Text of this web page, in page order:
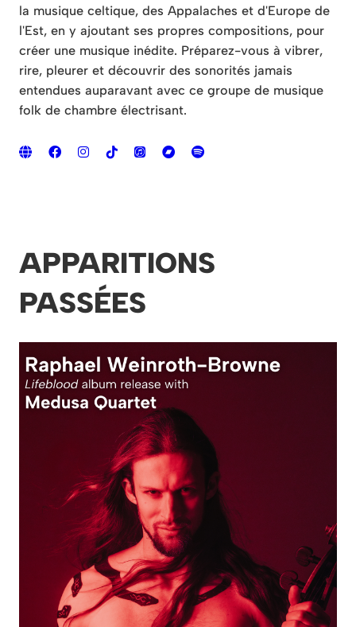
la musique celtique, des Appalaches et d'Europe de
l'Est, en y ajoutant ses propres compositions, pour
créer une musique inédite. Préparez-vous à vibrer,
rire, pleurer et découvrir des sonorités jamais
entendues auparavant avec ce groupe de musique
folk de chambre électrisant.
APPARITIONS
PASSÉES